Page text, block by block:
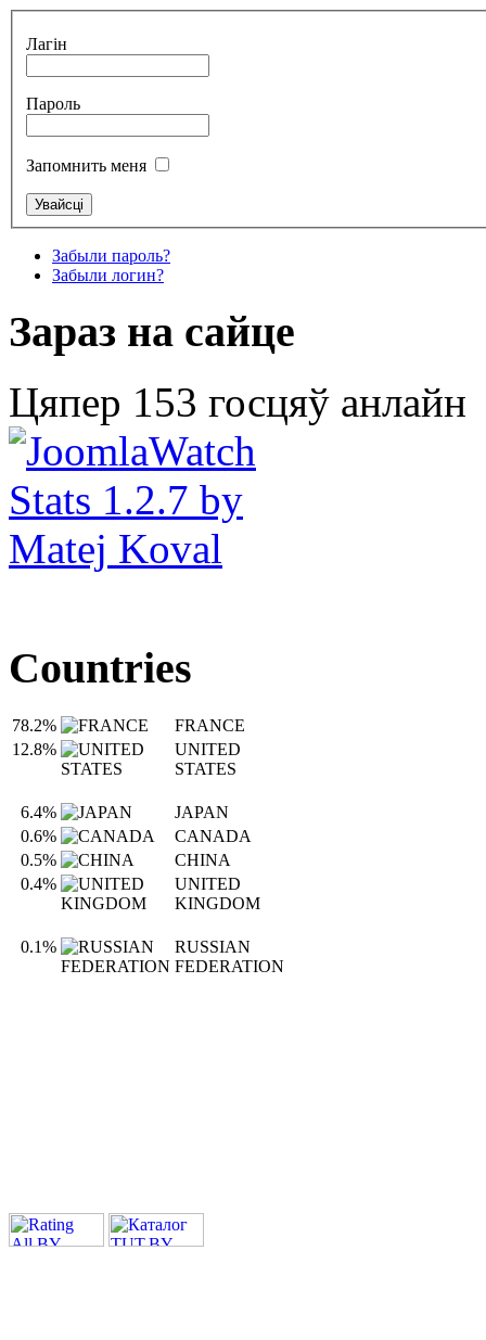
Лагін
Пароль
Запомнить меня
Забыли пароль?
Забыли логин?
Зараз на сайце
Цяпер 153 госцяў анлайн
Countries
78.2%
FRANCE
12.8%
UNITED
STATES
6.4%
JAPAN
0.6%
CANADA
0.5%
CHINA
0.4%
UNITED
KINGDOM
0.1%
RUSSIAN
FEDERATION